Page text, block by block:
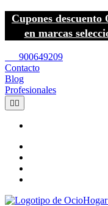
Cupones
en marcas
900649209
Contacto
Blog
Profesionales
 